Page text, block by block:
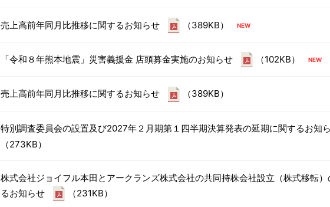
売上高前年同月比推移に関するお知らせ （389KB）
「令和８年熊本地震」災害義援金 店頭募金実施のお知らせ （102KB）
売上高前年同月比推移に関するお知らせ （389KB）
特別調査委員会の設置及び2027年２月期第１四半期決算発表の延期に関するお知
（273KB）
株式会社ジョイフル本田とアークランズ株式会社の共同持株会社設立（株式移転
るお知らせ
（231KB）